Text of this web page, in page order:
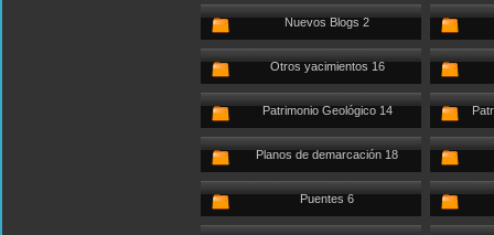
Nuevos Blogs 2
Otros yacimientos 16
Patrimonio Geológico 14
Planos de demarcación 18
Puentes 6